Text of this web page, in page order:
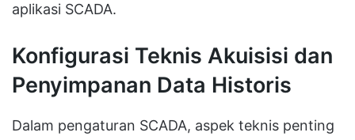
aplikasi SCADA.
Konfigurasi Teknis Akuisisi dan
Penyimpanan Data Historis
Dalam pengaturan SCADA, aspek teknis penting